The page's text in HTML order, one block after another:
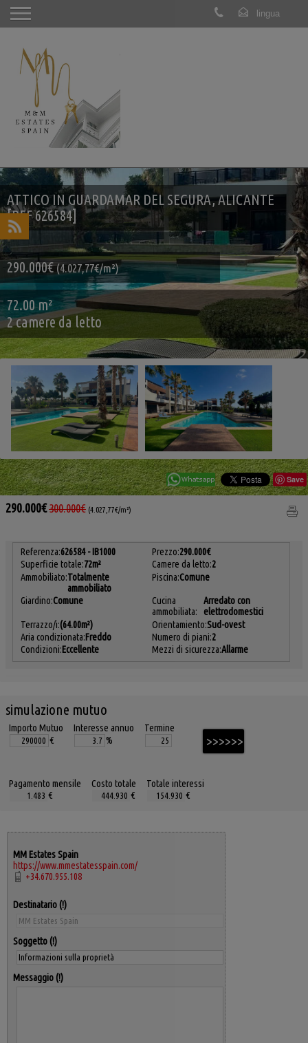
ATTICO IN GUARDAMAR DEL SEGURA, ALICANTE
[REF 626584]
290.000€ (4.027,77€/m²)
72.00 m²
2 camere da letto
Save
290.000€300.000€ (4.027,77€/m²)
Referenza:626584 - IB1000 Prezzo:290.000€
Superficie totale:72m² Camere da letto:2
Ammobiliato:Totalmente
ammobiliato
Piscina:Comune
Giardino:Comune
Cucina
ammobiliata:
Arredato con
elettrodomestici
Terrazzo/i:(64.00m²) Orientamiento:Sud-ovest
Aria condizionata:Freddo Numero di piani:2
Condizioni:Eccellente Mezzi di sicurezza:Allarme
simulazione mutuo
Importo Mutuo
€
Interesse annuo
%
Termine
Pagamento mensile
€
Costo totale
€
Totale interessi
€
MM Estates Spain
https://www.mmestatesspain.com/
+34.670.955.108
Destinatario
Soggetto
Messaggio